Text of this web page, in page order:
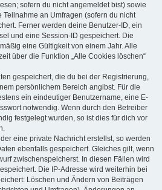
sofern du nicht angemeldet bist) sowie
Teilnahme an Umfragen (sofern du nicht
Ferner werden deine Benutzer-ID, ein
und eine Session-ID gespeichert. Die
eine Gültigkeit von einem Jahr. Alle
über die Funktion „Alle Cookies löschen“
gespeichert, die du bei der Registrierung,
persönlichem Bereich angibst. Für die
ein eindeutiger Benutzername, eine E-
notwendig. Wenn durch den Betreiber
festgelegt wurden, so ist dies für dich vor
eine private Nachricht erstellst, so werden
ebenfalls gespeichert. Gleiches gilt, wenn
zwischenspeicherst. In diesen Fällen wird
Die IP-Adresse wird weiterhin bei
Löschen und Ändern von Beiträgen